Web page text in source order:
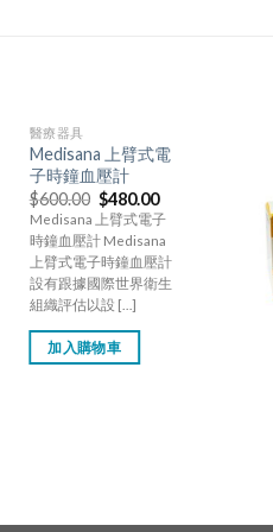
醫療器具
Medisana 上臂式電
子時鐘血壓計
$600.00 $480.00
Medisana 上臂式電子
時鐘血壓計 Medisana
上臂式電子時鐘血壓計
設有跟據國際世界衛生
組織評估以設 […]
加入購物車